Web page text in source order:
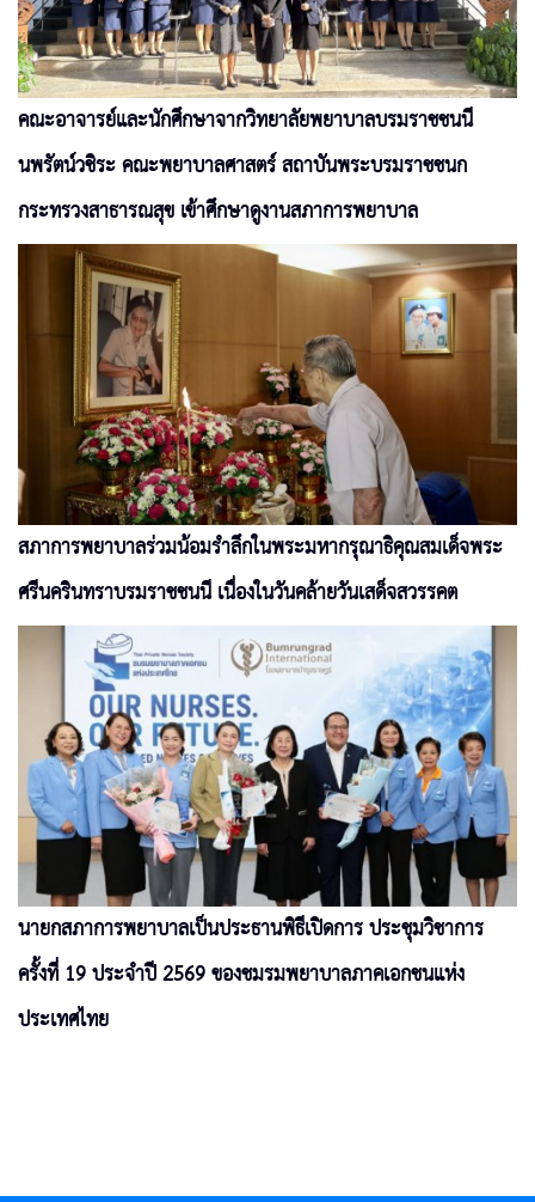
คณะอาจารย์และนักศึกษาจากวิทยาลัยพยาบาลบรมราชชนนี
นพรัตน์วชิระ คณะพยาบาลศาสตร์ สถาบันพระบรมราชชนก
กระทรวงสาธารณสุข เข้าศึกษาดูงานสภาการพยาบาล
สภาการพยาบาลร่วมน้อมรำลึกในพระมหากรุณาธิคุณสมเด็จพระ
ศรีนครินทราบรมราชชนนี เนื่องในวันคล้ายวันเสด็จสวรรคต
นายกสภาการพยาบาลเป็นประธานพิธีเปิดการ ประชุมวิชาการ
ครั้งที่ 19 ประจำปี 2569 ของชมรมพยาบาลภาคเอกชนแห่ง
ประเทศไทย